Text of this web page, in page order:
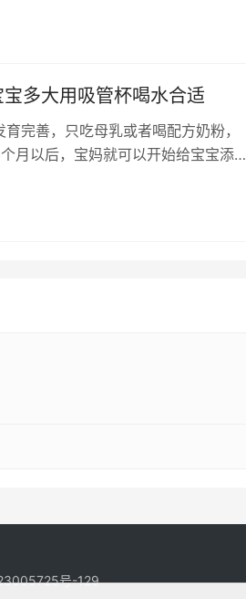
多大用吸管杯喝水合适
完善，只吃母乳或者喝配方奶粉，
月以后，宝妈就可以开始给宝宝添加
号-129